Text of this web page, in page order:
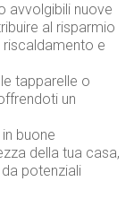
avvolgibili nuove
al risparmio
e
tapparelle o
un
buone
della tua casa,
potenziali